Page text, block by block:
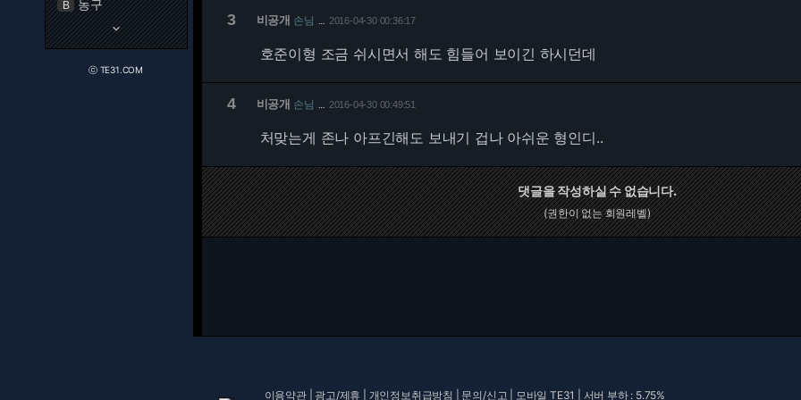
B 농구
keyboard_arrow_down
ⓒ TE31.COM
3 비공개 손님 2016-04-30 00:36:17
호준이형 조금 쉬시면서 해도 힘들어 보이긴 하시던데
4 비공개 손님 2016-04-30 00:49:51
처맞는게 존나 아프긴해도 보내기 겁나 아쉬운 형인디..
댓글을 작성하실 수 없습니다.
(권한이 없는 회원레벨)
이용약관| 광고/제휴 개인정보취급방침 문의/신고 모바일 TE31 | 서버 부하 : 5.75%